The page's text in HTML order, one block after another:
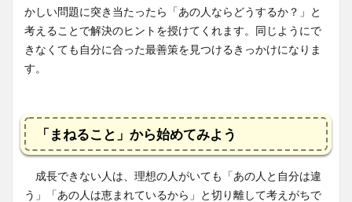
かしい問題に突き当たったら「あの人ならどうするか？」と
考えることで解決のヒントを授けてくれます。同じようにで
きなくても自分に合った最善策を見つけるきっかけになりま
す。
「まねること」から始めてみよう
成長できない人は、理想の人がいても「あの人と自分は違
う」「あの人は恵まれているから」と切り離して考えがちで